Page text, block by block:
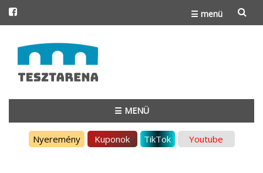
☰ menü
to
content
☰ MENÜ
Nyeremény Kuponok TikTok Youtube